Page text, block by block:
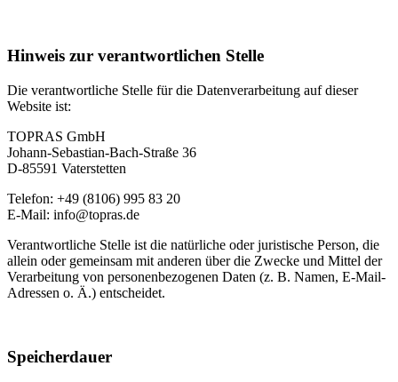
Hinweis zur verantwortlichen Stelle
Die verantwortliche Stelle für die Datenverarbeitung auf dieser
Website ist:
TOPRAS GmbH
Johann-Sebastian-Bach-Straße 36
D-85591 Vaterstetten
Telefon: +49 (8106) 995 83 20
E-Mail: info@topras.de
Verantwortliche Stelle ist die natürliche oder juristische Person, die
allein oder gemeinsam mit anderen über die Zwecke und Mittel der
Verarbeitung von personenbezogenen Daten (z. B. Namen, E-Mail-
Adressen o. Ä.) entscheidet.
Speicherdauer